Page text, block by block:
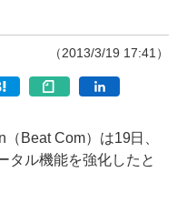
（2013/3/19 17:41）
Beat Com）は19日、
タル機能を強化したと